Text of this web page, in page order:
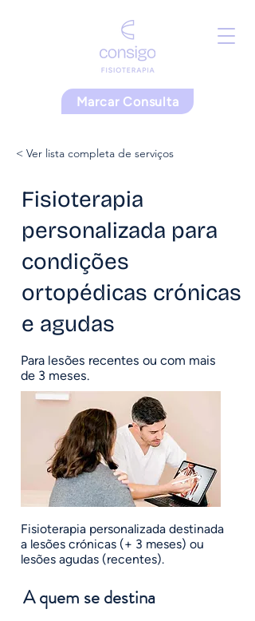
Marcar Consulta
< Ver lista completa de serviços
Fisioterapia
personalizada para
condições
ortopédicas crónicas
e agudas
Para lesões recentes ou com mais
de 3 meses.
Fisioterapia personalizada destinada
a lesões crónicas (+ 3 meses) ou
lesões agudas (recentes).
A quem se destina